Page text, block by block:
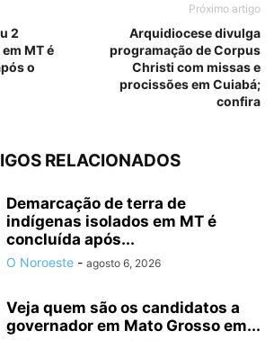
2
MT é
o
Próximo artigo
Arquidiocese divulga
programação de Corpus
Christi com missas e
procissões em Cuiabá;
confira
RELACIONADOS
Demarcação de terra de
indígenas isolados em MT é
concluída após...
O Noroeste - agosto 6, 2026
Veja quem são os candidatos a
governador em Mato Grosso em...